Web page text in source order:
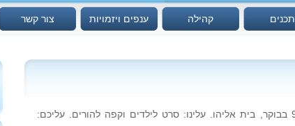
צור קשר ענפים ויזמויות קהילה תכנים
1. שבת סרט- 9/11- יום שבת הקרוב, 9:30 בבוקר, בית אליהו. עלינו: סרט לילדים וקפה להורים. עליכם: